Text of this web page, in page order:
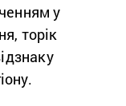
у
торік